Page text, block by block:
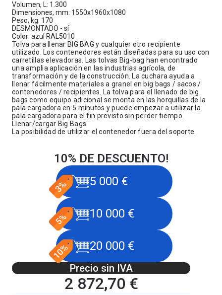
Volumen, L: 1.300
Dimensiones, mm: 1550x1960x1080
Peso, kg: 170
DESMONTADO - sí
Color: azul RAL5010
Tolva para llenar BIG BAG y cualquier otro recipiente
utilizado. Los contenedores están diseñadas para su uso con
carretillas elevadoras. Las tolvas Big-bag han encontrado
una amplia aplicación en las industrias agrícola, de
transformación y de la construcción. La cuchara ayuda a
llenar fácilmente materiales a granel en big bags / sacos /
contenedores / recipientes. La tolva para el llenado de big
bags como equipo adicional se monta en las horquillas de la
pala cargadora en 5 minutos y puede empezar a utilizar la
pala cargadora para el fin previsto sin perder tiempo.
Llenar/cargar Big Bags.
La posibilidad de utilizar el contenedor fuera del soporte.
10% DE DESCUENTO!
5 000 €
10 000 €
20 000 €
Precio sin IVA
2 872,70 €